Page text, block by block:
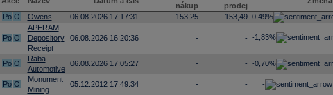
nákup
prodej
Po O Owens 06.08.2026 17:17:31 153,25 153,49 0,49%
Po O
APERAM
Depository
Receipt
06.08.2026 16:20:36 - - -1,83%
Po O
Raba
Automotive
06.08.2026 17:05:27 - - -0,70%
Po O
Monument
Mining
05.12.2012 17:49:34 - - -